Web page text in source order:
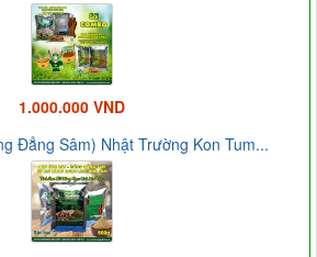
1.000.000 VND
Đẳng Sâm) Nhật Trường Kon Tum...